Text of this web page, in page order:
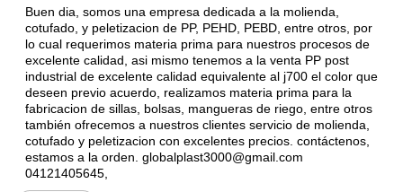
Buen dia, somos una empresa dedicada a la molienda,
cotufado, y peletizacion de PP, PEHD, PEBD, entre otros, por
lo cual requerimos materia prima para nuestros procesos de
excelente calidad, asi mismo tenemos a la venta PP post
industrial de excelente calidad equivalente al j700 el color que
deseen previo acuerdo, realizamos materia prima para la
fabricacion de sillas, bolsas, mangueras de riego, entre otros
también ofrecemos a nuestros clientes servicio de molienda,
cotufado y peletizacion con excelentes precios. contáctenos,
estamos a la orden. globalplast3000@gmail.com
04121405645,